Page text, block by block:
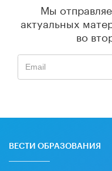
Мы
актуальных
во
ВЕСТИ ОБРАЗОВАНИЯ